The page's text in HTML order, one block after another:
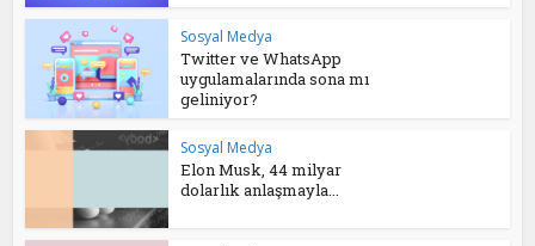
Sosyal Medya
Twitter ve WhatsApp
uygulamalarında sona mı
geliniyor?
Sosyal Medya
Elon Musk, 44 milyar
dolarlık anlaşmayla...